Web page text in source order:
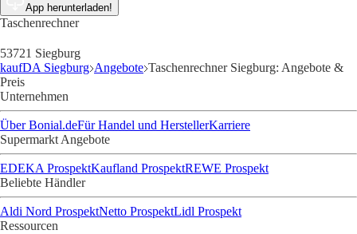
App herunterladen!
Taschenrechner
53721 Siegburg
kaufDA Siegburg Angebote Taschenrechner Siegburg: Angebote &
Preis
Unternehmen
Über Bonial.deFür Handel und HerstellerKarriere
Supermarkt Angebote
EDEKA ProspektKaufland ProspektREWE Prospekt
Beliebte Händler
Aldi Nord ProspektNetto ProspektLidl Prospekt
Ressourcen